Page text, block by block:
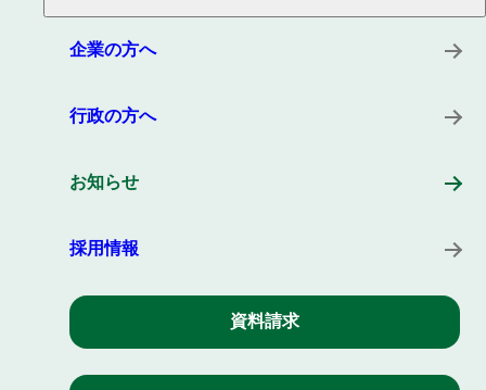
役員紹介
沿革
所在地
プロダクト
企業の方へ
行政の方へ
お知らせ
採用情報
資料請求